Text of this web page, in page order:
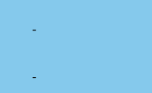
-
-